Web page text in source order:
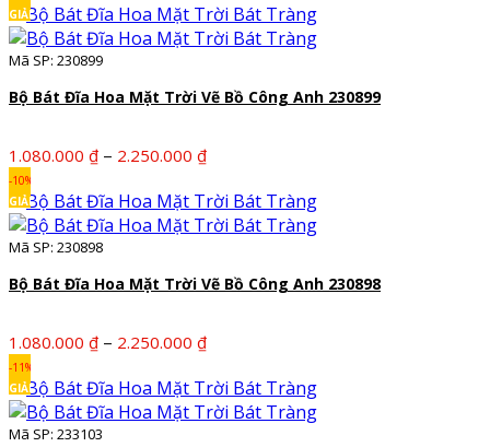
GIẢM
Mã SP: 230899
Bộ Bát Đĩa Hoa Mặt Trời Vẽ Bồ Công Anh 230899
1.080.000 ₫ – 2.250.000 ₫Khoảng
từ
1.080.000 ₫
2.250.000 ₫
-10%
GIẢM
Mã SP: 230898
Bộ Bát Đĩa Hoa Mặt Trời Vẽ Bồ Công Anh 230898
1.080.000 ₫ – 2.250.000 ₫Khoảng
từ
1.080.000 ₫
-11%
GIẢM
Mã SP: 233103